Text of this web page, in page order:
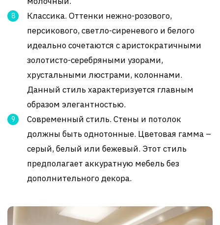
Классика. Оттенки нежно-розового,
персикового, светло-сиреневого и белого
идеально сочетаются с аристократичными
золотисто-серебряными узорами,
хрустальными люстрами, колоннами.
Данный стиль характеризуется главным
образом элегантностью.
Современный стиль. Стены и потолок
должны быть однотонные. Цветовая гамма –
серый, белый или бежевый. Этот стиль
предполагает аккуратную мебель без
дополнительного декора.